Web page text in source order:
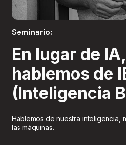
Seminario:
En lugar de IA,
hablemos de
(Inteligencia
Hablemos de nuestra inteligencia,
las máquinas.